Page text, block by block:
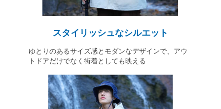
スタイリッシュなシルエット
ゆとりのあるサイズ感とモダンなデザインで、アウ
トドアだけでなく街着としても映える